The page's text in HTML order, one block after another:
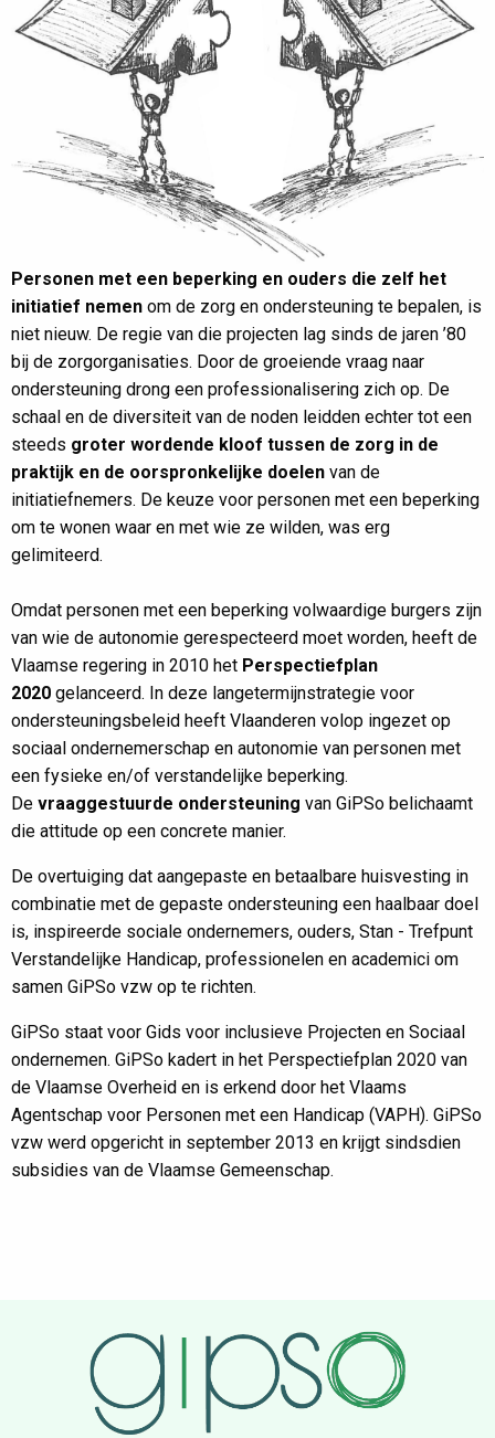
Personen met een beperking en ouders die zelf het
initiatief nemen om de zorg en ondersteuning te bepalen, is
niet nieuw. De regie van die projecten lag sinds de jaren ’80
bij de zorgorganisaties. Door de groeiende vraag naar
ondersteuning drong een professionalisering zich op. De
schaal en de diversiteit van de noden leidden echter tot een
steeds groter wordende kloof tussen de zorg in de
praktijk en de oorspronkelijke doelen van de
initiatiefnemers. De keuze voor personen met een beperking
om te wonen waar en met wie ze wilden, was erg
gelimiteerd.
Omdat personen met een beperking volwaardige burgers zijn
van wie de autonomie gerespecteerd moet worden, heeft de
Vlaamse regering in 2010 het Perspectiefplan
2020 gelanceerd. In deze langetermijnstrategie voor
ondersteuningsbeleid heeft Vlaanderen volop ingezet op
sociaal ondernemerschap en autonomie van personen met
een fysieke en/of verstandelijke beperking.
De vraaggestuurde ondersteuning van GiPSo belichaamt
die attitude op een concrete manier.
De overtuiging dat aangepaste en betaalbare huisvesting in
combinatie met de gepaste ondersteuning een haalbaar doel
is, inspireerde sociale ondernemers, ouders, Stan - Trefpunt
Verstandelijke Handicap, professionelen en academici om
samen GiPSo vzw op te richten.
GiPSo staat voor Gids voor inclusieve Projecten en Sociaal
ondernemen. GiPSo kadert in het Perspectiefplan 2020 van
de Vlaamse Overheid en is erkend door het Vlaams
Agentschap voor Personen met een Handicap (VAPH). GiPSo
vzw werd opgericht in september 2013 en krijgt sindsdien
subsidies van de Vlaamse Gemeenschap.